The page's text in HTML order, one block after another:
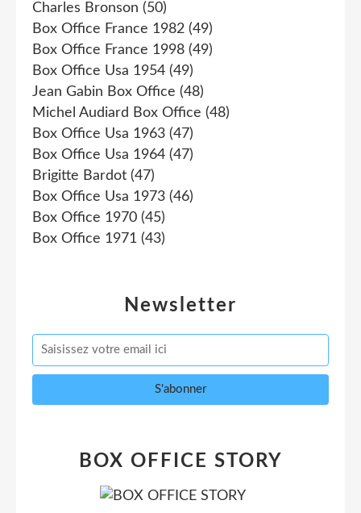
Newsletter
Charles Bronson (50)
Box Office France 1982 (49)
Box Office France 1998 (49)
Box Office Usa 1954 (49)
Jean Gabin Box Office (48)
Michel Audiard Box Office (48)
Box Office Usa 1963 (47)
Box Office Usa 1964 (47)
Brigitte Bardot (47)
Box Office Usa 1973 (46)
Box Office 1970 (45)
Box Office 1971 (43)
BOX OFFICE STORY